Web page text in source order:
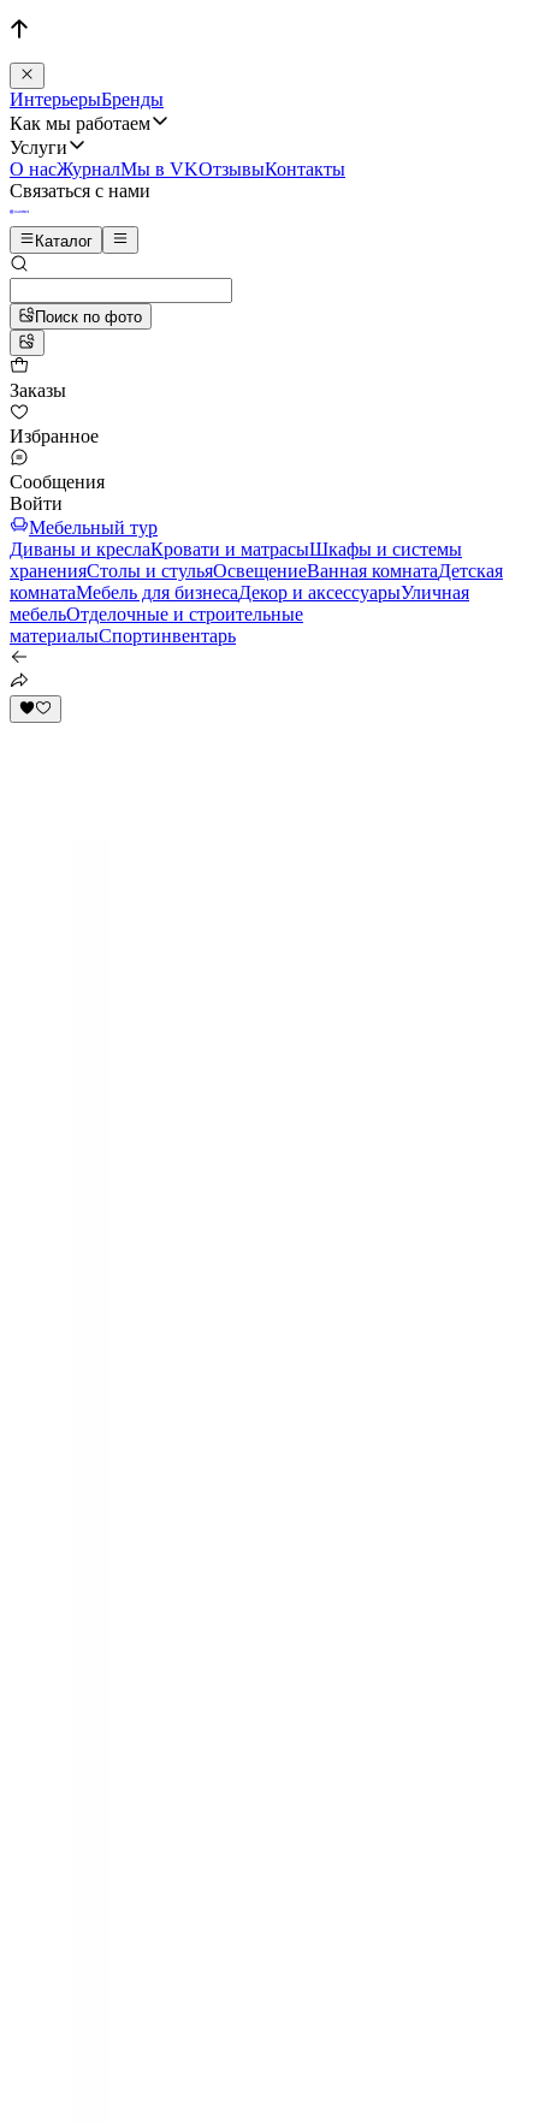
ИнтерьерыБренды
Как мы работаем
Услуги
О насЖурналМы в VKОтзывыКонтакты
Связаться с нами
Каталог
Поиск по фото
Заказы
Избранное
Сообщения
Войти
Мебельный тур
Диваны и креслаКровати и матрасыШкафы и системы
храненияСтолы и стульяОсвещениеВанная комнатаДетская
комнатаМебель для бизнесаДекор и аксессуарыУличная
мебельОтделочные и строительные
материалыСпортинвентарь